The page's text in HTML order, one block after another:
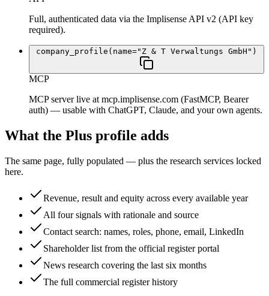
Full, authenticated data via the Implisense API v2 (API key
required).
company_profile(name="Z & T Verwaltungs GmbH")
MCP
MCP server live at mcp.implisense.com (FastMCP, Bearer
auth) — usable with ChatGPT, Claude, and your own agents.
What the Plus profile adds
The same page, fully populated — plus the research services locked
here.
Revenue, result and equity across every available year
All four signals with rationale and source
Contact search: names, roles, phone, email, LinkedIn
Shareholder list from the official register portal
News research covering the last six months
The full commercial register history